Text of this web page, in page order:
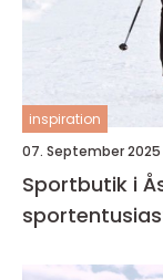
inspiration
07. September 2025
Sportbutik i